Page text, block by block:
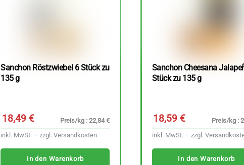
Sanchon Röstzwiebel 6 Stück zu
135 g
18,49 €
Preis/kg : 22,84 €
inkl. MwSt. – zzgl.Versandkosten
In den Warenkorb
Sanchon Cheesana
Stück zu 135 g
18,59 €
Preis/kg :
inkl. MwSt. – zzgl.
In den Warenkorb